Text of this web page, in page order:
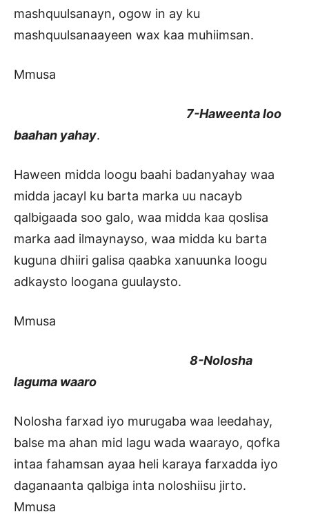
mashquulsanayn, ogow in ay ku
mashquulsanaayeen wax kaa muhiimsan.
Mmusa
7-Haweenta loo
baahan yahay.
Haween midda loogu baahi badanyahay waa
midda jacayl ku barta marka uu nacayb
qalbigaada soo galo, waa midda kaa qoslisa
marka aad ilmaynayso, waa midda ku barta
kuguna dhiiri galisa qaabka xanuunka loogu
adkaysto loogana guulaysto.
Mmusa
8-Nolosha
laguma waaro
Nolosha farxad iyo murugaba waa leedahay,
balse ma ahan mid lagu wada waarayo, qofka
intaa fahamsan ayaa heli karaya farxadda iyo
daganaanta qalbiga inta noloshiisu jirto.
Mmusa